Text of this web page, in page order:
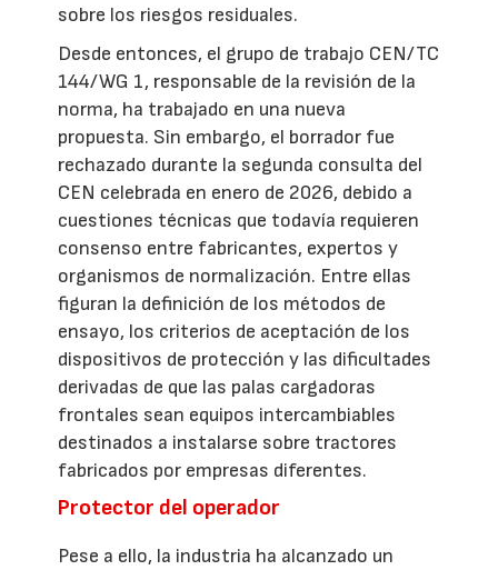
sobre los riesgos residuales.
Desde entonces, el grupo de trabajo CEN/TC
144/WG 1, responsable de la revisión de la
norma, ha trabajado en una nueva
propuesta. Sin embargo, el borrador fue
rechazado durante la segunda consulta del
CEN celebrada en enero de 2026, debido a
cuestiones técnicas que todavía requieren
consenso entre fabricantes, expertos y
organismos de normalización. Entre ellas
figuran la definición de los métodos de
ensayo, los criterios de aceptación de los
dispositivos de protección y las dificultades
derivadas de que las palas cargadoras
frontales sean equipos intercambiables
destinados a instalarse sobre tractores
fabricados por empresas diferentes.
Protector del operador
Pese a ello, la industria ha alcanzado un